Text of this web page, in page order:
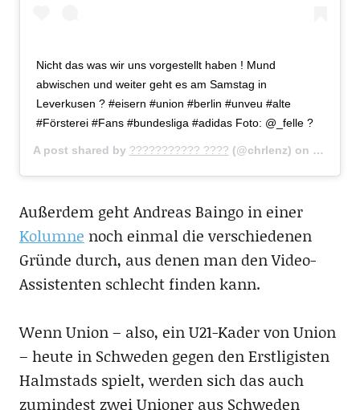
Nicht das was wir uns vorgestellt haben ! Mund
abwischen und weiter geht es am Samstag in
Leverkusen ? #eisern #union #berlin #unveu #alte
#Försterei #Fans #bundesliga #adidas Foto: @_felle ?
A post shared by ??????????? ???? (@chrlenz) on Sep 16,
Außerdem geht Andreas Baingo in einer
Kolumne noch einmal die verschiedenen
Gründe durch, aus denen man den Video-
Assistenten schlecht finden kann.
Wenn Union – also, ein U21-Kader von Union
– heute in Schweden gegen den Erstligisten
Halmstads spielt, werden sich das auch
zumindest zwei Unioner aus Schweden